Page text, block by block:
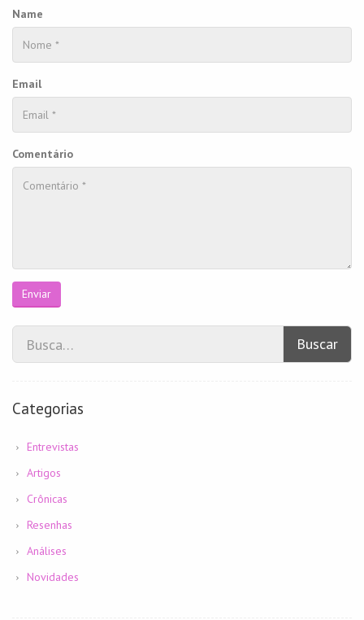
Name
Email
Comentário
Enviar
Buscar
Categorias
Entrevistas
Artigos
Crônicas
Resenhas
Análises
Novidades